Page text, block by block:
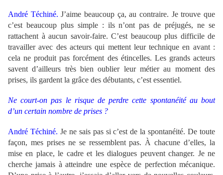
André Téchiné. J’aime beaucoup ça, au contraire. Je trouve que
c’est beaucoup plus simple : ils n’ont pas de préjugés, ne se
rattachent à aucun savoir-faire. C’est beaucoup plus difficile de
travailler avec des acteurs qui mettent leur technique en avant :
cela ne produit pas forcément des étincelles. Les grands acteurs
savent d’ailleurs très bien oublier leur métier au moment des
prises, ils gardent la grâce des débutants, c’est essentiel.
Ne court-on pas le risque de perdre cette spontanéité au bout
d’un certain nombre de prises ?
André Téchiné. Je ne sais pas si c’est de la spontanéité. De toute
façon, mes prises ne se ressemblent pas. À chacune d’elles, la
mise en place, le cadre et les dialogues peuvent changer. Je ne
cherche jamais à atteindre une espèce de perfection mécanique.